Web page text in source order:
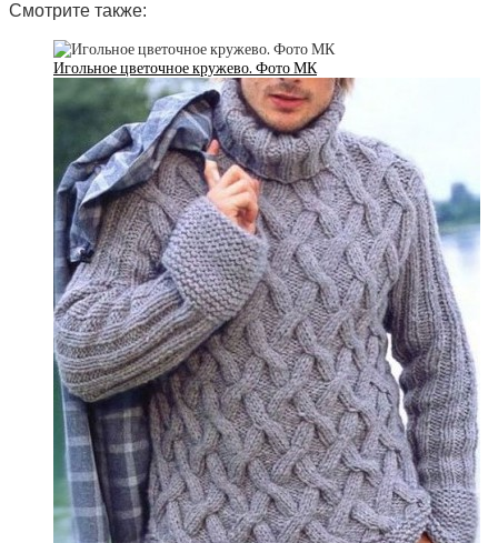
Смотрите также:
Игольное цветочное кружево. Фото МК